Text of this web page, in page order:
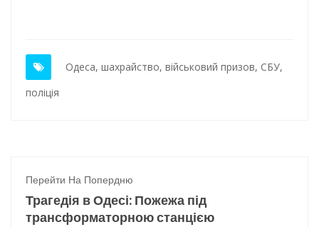
Одеса, шахрайство, військовий призов, СБУ,
поліція
Перейти На Попердню
Трагедія в Одесі: Пожежа під
трансформаторною станцією